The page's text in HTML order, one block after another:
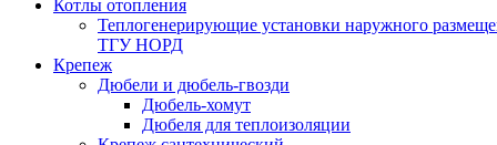
Котлы отопления
Теплогенерирующие установки наружного
ТГУ НОРД
Крепеж
Дюбели и дюбель-гвозди
Дюбель-хомут
Дюбеля для теплоизоляции